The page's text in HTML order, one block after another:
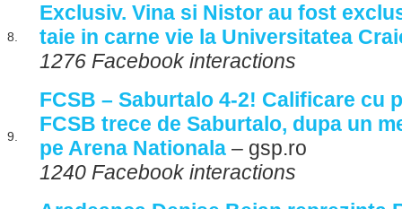
8.
Exclusiv. Vina si Nistor au fost
taie in carne vie la Universitatea
1276 Facebook interactions
9.
FCSB – Saburtalo 4-2! Calificare cu
FCSB trece de Saburtalo, dupa un
pe Arena Nationala – gsp.ro
1240 Facebook interactions